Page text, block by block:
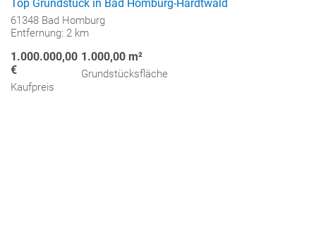
Top Grundstück in Bad Homburg-Hardtwald
61348 Bad Homburg
Entfernung: 2 km
1.000.000,00
€
Kaufpreis
1.000,00 m²
Grundstücksfläche